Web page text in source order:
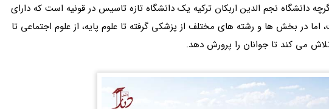
دانشگاه نجم الدین اربکان ترکیه یک دانشگاه تازه تاسیس در قونیه است که دارای
در بخش ها و رشته های مختلف از پزشکی گرفته تا علوم پایه، از علوم اجتماعی تا
می کند تا جوانان را پرورش دهد.